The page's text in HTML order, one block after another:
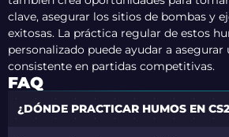
clave, asegurar los sitios de bombas y
exitosas. La práctica regular de estos
personalizado puede ayudar a asegurar
consistente en partidas competitivas.
FAQ
¿DÓNDE PRACTICAR HUMOS EN